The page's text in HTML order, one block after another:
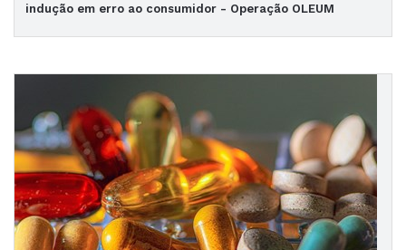
indução em erro ao consumidor - Operação OLEUM